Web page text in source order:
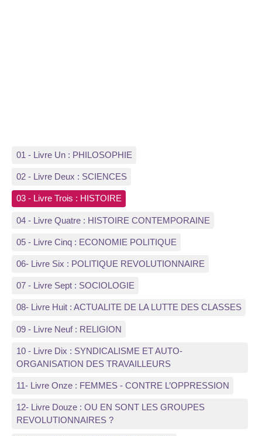
01 - Livre Un : PHILOSOPHIE
02 - Livre Deux : SCIENCES
03 - Livre Trois : HISTOIRE
04 - Livre Quatre : HISTOIRE CONTEMPORAINE
05 - Livre Cinq : ECONOMIE POLITIQUE
06- Livre Six : POLITIQUE REVOLUTIONNAIRE
07 - Livre Sept : SOCIOLOGIE
08- Livre Huit : ACTUALITE DE LA LUTTE DES CLASSES
09 - Livre Neuf : RELIGION
10 - Livre Dix : SYNDICALISME ET AUTO-
ORGANISATION DES TRAVAILLEURS
11- Livre Onze : FEMMES - CONTRE L’OPPRESSION
12- Livre Douze : OU EN SONT LES GROUPES
REVOLUTIONNAIRES ?